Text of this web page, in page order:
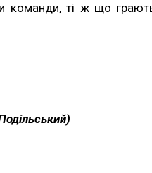
команди, ті ж що